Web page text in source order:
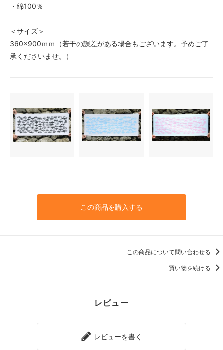
・綿100％
＜サイズ＞
360×900ｍｍ（若干の誤差がある場合もございます。予めご了
承くださいませ。）
この商品を購入する
この商品について問い合わせる
買い物を続ける
レビュー
レビューを書く